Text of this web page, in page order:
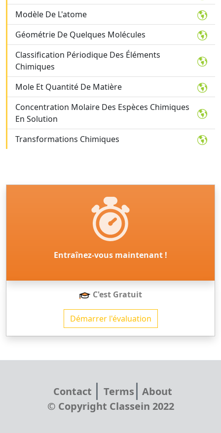
Modèle De L'atome
Géométrie De Quelques Molécules
Classification Périodique Des Éléments
Chimiques
Mole Et Quantité De Matière
Concentration Molaire Des Espèces Chimiques
En Solution
Transformations Chimiques
Entraînez-vous maintenant !
C'est Gratuit
Démarrer l'évaluation
Contact Terms
About
© Copyright Classein 2022